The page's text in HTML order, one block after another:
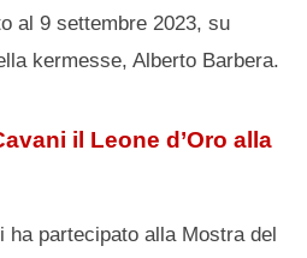
al 9 settembre 2023, su
kermesse, Alberto Barbera.
il Leone d’Oro alla
ha partecipato alla Mostra del